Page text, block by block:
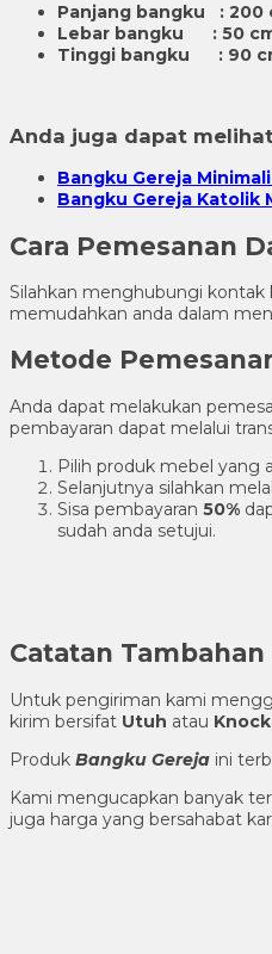
Panjang bangku : 200
Lebar bangku : 50
Tinggi bangku : 90
Anda juga dapat
Bangku Gereja
Bangku Gereja Katolik
Cara Pemesanan
Silahkan menghubungi kontak
memudahkan anda dalam
Metode
Anda dapat melakukan
pembayaran dapat melalui
Pilih produk mebel yang
Selanjutnya silahkan
Sisa pembayaran 50%
sudah anda setujui.
Catatan Tambahan
Untuk pengiriman kami
kirim bersifat Utuh atau
Produk Bangku Gereja ini
Kami mengucapkan banyak
juga harga yang bersahabat